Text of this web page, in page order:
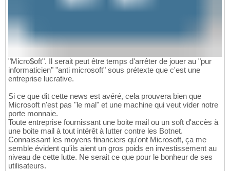
"Micro$oft". Il serait peut être temps d'arrêter de jouer au "pur
informaticien" "anti microsoft" sous prétexte que c'est une
entreprise lucrative.
Si ce que dit cette news est avéré, cela prouvera bien que
Microsoft n'est pas "le mal" et une machine qui veut vider notre
porte monnaie.
Toute entreprise fournissant une boite mail ou un soft d'accès à
une boite mail à tout intérêt à lutter contre les Botnet.
Connaissant les moyens financiers qu'ont Microsoft, ça me
semble évident qu'ils aient un gros poids en investissement au
niveau de cette lutte. Ne serait ce que pour le bonheur de ses
utilisateurs.